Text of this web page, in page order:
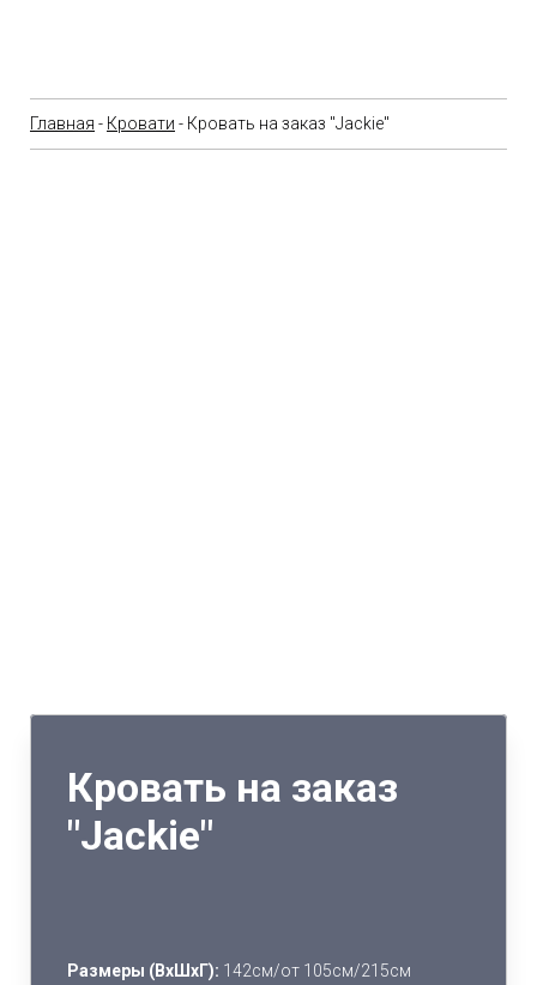
Главная - Кровати - Кровать на заказ "Jackie"
Кровать на заказ
"Jackie"
Размеры (ВхШхГ): 142см/от 105см/215см